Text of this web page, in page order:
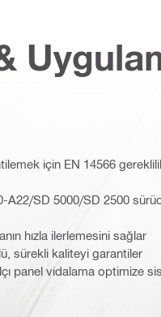
için EN 14566
A22/SD 5000/SD 2500
hızla ilerlemesini sağlar
sürekli kaliteyi garantiler
panel vidalama optimize